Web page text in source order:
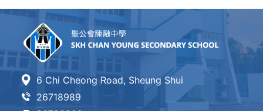
6 Chi Cheong Road, Sheung Shui
26718989